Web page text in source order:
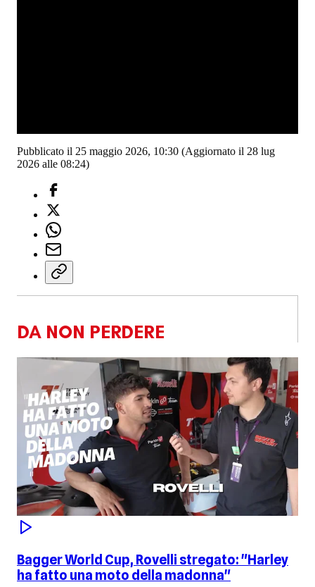
Pubblicato il 25 maggio 2026, 10:30 (Aggiornato il 28 lug
2026 alle 08:24)
DA NON PERDERE
Bagger World Cup, Rovelli stregato: "Harley
ha fatto una moto della madonna"